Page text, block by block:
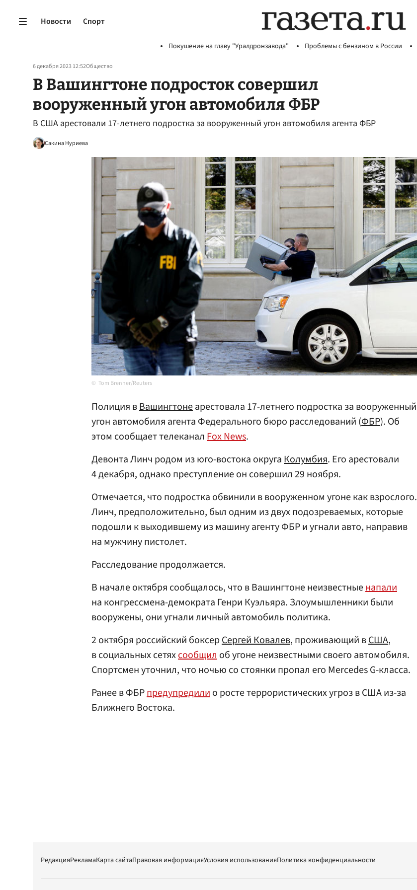
Новости Спорт
Покушение на главу "Уралдронзавода" Проблемы с бензином в России
6 декабря 2023 12:52Общество
В Вашингтоне подросток совершил
вооруженный угон автомобиля ФБР
В США арестовали 17-летнего подростка за вооруженный угон автомобиля агента ФБР
Сакина Нуриева
Tom Brenner/Reuters
Полиция вВашингтонеарестовала 17-летнего подростка за вооруженный
угон автомобиля агента Федерального бюро расследований (ФБР). Об
этом сообщает телеканал Fox News.
Девонта Линч родом из юго-востока округаКолумбия. Его арестовали
4 декабря, однако преступление он совершил 29 ноября.
Отмечается, что подростка обвинили в вооруженном угоне как взрослого.
Линч, предположительно, был одним из двух подозреваемых, которые
подошли к выходившему из машину агенту ФБР и угнали авто, направив
на мужчину пистолет.
Расследование продолжается.
В начале октября сообщалось, что в Вашингтоне неизвестныенапали
на конгрессмена-демократа Генри Куэльяра. Злоумышленники были
вооружены, они угнали личный автомобиль политика.
2 октября российский боксерСергей Ковалев, проживающий вСША,
в социальных сетяхсообщилоб угоне неизвестными своего автомобиля.
Спортсмен уточнил, что ночью со стоянки пропал его Mercedes G-класса.
Ранее в ФБРпредупредилио росте террористических угроз в США из-за
Ближнего Востока.
РедакцияРекламаКарта сайтаПравовая информацияУсловия использованияПолитика конфиденциальности